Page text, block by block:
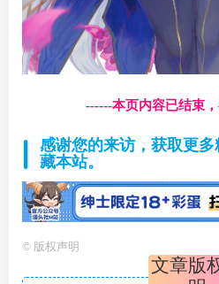
------本页内容已结束
感谢您的来访，获取更
藏本站。
© 版权声明
文章版